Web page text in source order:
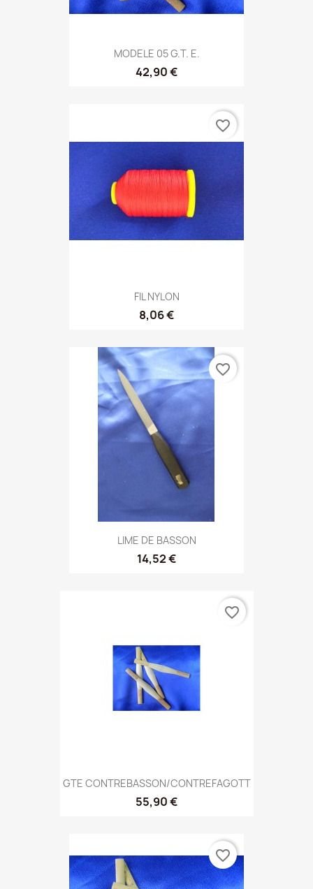
MODELE 05 G.T. E.
42,90 €
FIL NYLON
8,06 €
favorite_border
LIME DE BASSON
14,52 €
favorite_border
GTE CONTREBASSON/CONTREFAGOTT
55,90 €
favorite_border
favorite_border